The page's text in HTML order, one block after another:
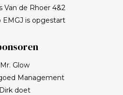
Van de Rhoer 4&2
EMGJ is opgestart
Mr. Glow
Management
Dirk doet